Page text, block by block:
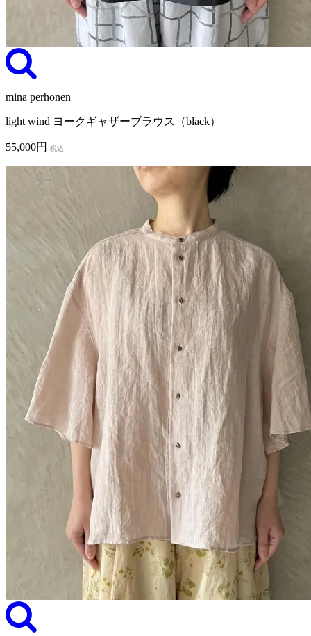
mina perhonen
light wind ヨークギャザーブラウス（black）
55,000円 税込